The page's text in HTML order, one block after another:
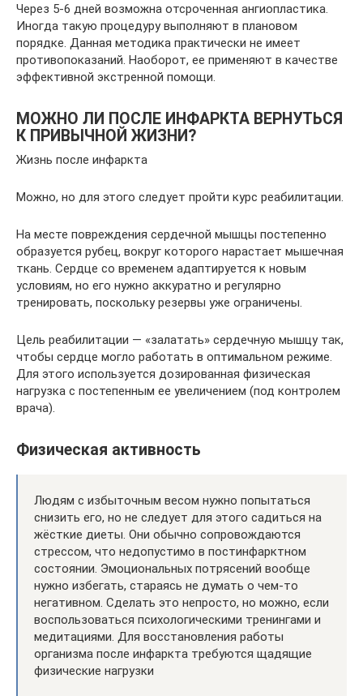
Через 5-6 дней возможна отсроченная ангиопластика.
Иногда такую процедуру выполняют в плановом
порядке. Данная методика практически не имеет
противопоказаний. Наоборот, ее применяют в качестве
эффективной экстренной помощи.
МОЖНО ЛИ ПОСЛЕ ИНФАРКТА ВЕРНУТЬСЯ
К ПРИВЫЧНОЙ ЖИЗНИ?
Жизнь после инфаркта
Можно, но для этого следует пройти курс реабилитации.
На месте повреждения сердечной мышцы постепенно
образуется рубец, вокруг которого нарастает мышечная
ткань. Сердце со временем адаптируется к новым
условиям, но его нужно аккуратно и регулярно
тренировать, поскольку резервы уже ограничены.
Цель реабилитации — «залатать» сердечную мышцу так,
чтобы сердце могло работать в оптимальном режиме.
Для этого используется дозированная физическая
нагрузка с постепенным ее увеличением (под контролем
врача).
Физическая активность
Людям с избыточным весом нужно попытаться
снизить его, но не следует для этого садиться на
жёсткие диеты. Они обычно сопровождаются
стрессом, что недопустимо в постинфарктном
состоянии. Эмоциональных потрясений вообще
нужно избегать, стараясь не думать о чем-то
негативном. Сделать это непросто, но можно, если
воспользоваться психологическими тренингами и
медитациями. Для восстановления работы
организма после инфаркта требуются щадящие
физические нагрузки